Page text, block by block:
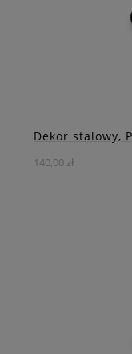
Dekor stalowy,
140,00 zł
dekoracją
motywem